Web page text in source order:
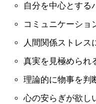
自分を中心とする
コミュニケーショ
人間関係ストレス
真実を見極められ
理論的に物事を判
心の安らぎが欲し